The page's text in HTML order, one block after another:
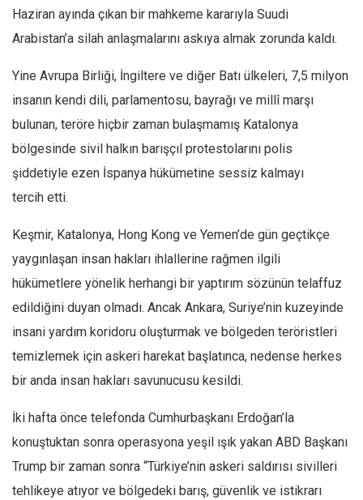
Amerika
Avustralya
Dosyalar
Haziran ayında çıkan bir mahkeme kararıyla Suudi
Arabistan’a silah anlaşmalarını askıya almak zorunda kaldı.
Yine Avrupa Birliği, İngiltere ve diğer Batı ülkeleri, 7,5 milyon
insanın kendi dili, parlamentosu, bayrağı ve millî marşı
bulunan, teröre hiçbir zaman bulaşmamış Katalonya
bölgesinde sivil halkın barışçıl protestolarını polis
şiddetiyle ezen İspanya hükümetine sessiz kalmayı
tercih etti.
Keşmir, Katalonya, Hong Kong ve Yemen’de gün geçtikçe
yaygınlaşan insan hakları ihlallerine rağmen ilgili
hükümetlere yönelik herhangi bir yaptırım sözünün telaffuz
edildiğini duyan olmadı. Ancak Ankara, Suriye’nin kuzeyinde
insani yardım koridoru oluşturmak ve bölgeden teröristleri
temizlemek için askeri harekat başlatınca, nedense herkes
bir anda insan hakları savunucusu kesildi.
İki hafta önce telefonda Cumhurbaşkanı Erdoğan’la
konuştuktan sonra operasyona yeşil ışık yakan ABD Başkanı
Trump bir zaman sonra “Türkiye’nin askeri saldırısı sivilleri
tehlikeye atıyor ve bölgedeki barış, güvenlik ve istikrarı